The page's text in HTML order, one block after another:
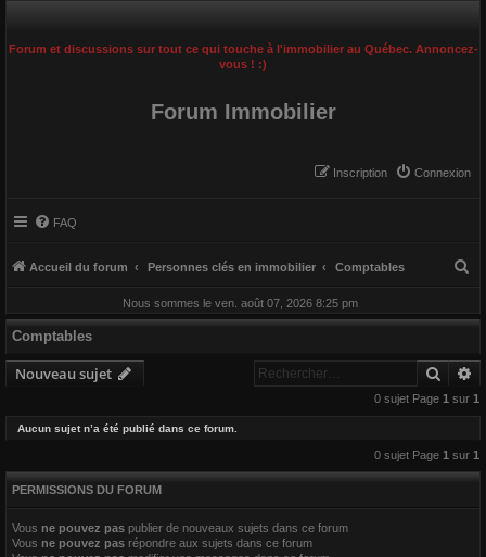
Forum et discussions sur tout ce qui touche à l'immobilier au Québec. Annoncez-
vous ! :)
Forum Immobilier
Connexion
Inscription
FAQ
Accueil du forum Personnes clés en immobilier Comptables
c
r
h
e
Nous sommes le ven. août 07, 2026 8:25 pm
Comptables
Nouveau sujet
0 sujet Page 1sur 1
Aucun sujet n’a été publié dans ce forum.
0 sujet Page 1 sur 1
PERMISSIONS DU FORUM
Vous ne pouvez pas publier de nouveaux sujets dans ce forum
Vous ne pouvez pas répondre aux sujets dans ce forum